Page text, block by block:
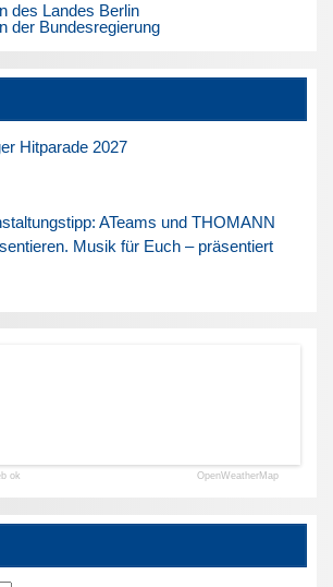
des Landes Berlin
der Bundesregierung
Hitparade 2027
ATeams und THOMANN
Musik für Euch – präsentiert
ok OpenWeatherMap